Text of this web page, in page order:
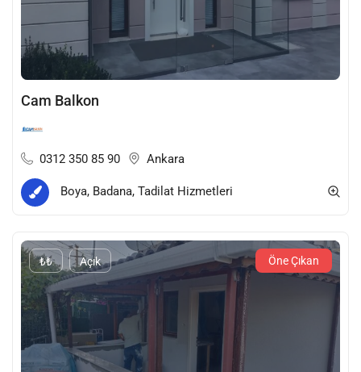
Cam Balkon
0312 350 85 90 Ankara
Boya, Badana, Tadilat Hizmetleri
₺₺ Açık Öne Çıkan